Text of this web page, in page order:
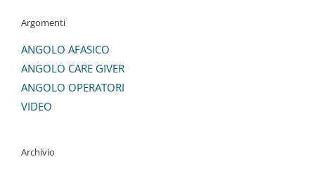
Argomenti
ANGOLO AFASICO
ANGOLO CARE GIVER
ANGOLO OPERATORI
VIDEO
Archivio